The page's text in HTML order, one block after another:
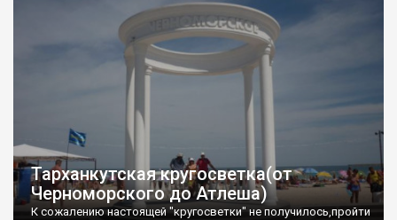
Тарханкутская кругосветка(от
Черноморского до Атлеша)
К сожалению настоящей "кругосветки" не получилось,пройти